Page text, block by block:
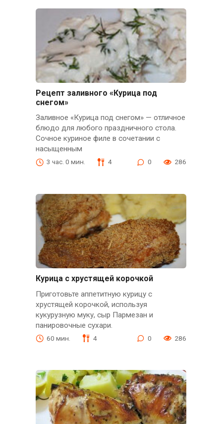
Рецепт заливного «Курица под
снегом»
Заливное «Курица под снегом» — отличное
блюдо для любого праздничного стола.
Сочное куриное филе в сочетании с
насыщенным
3 час. 0 мин. 4 0 286
Курица с хрустящей корочкой
Приготовьте аппетитную курицу с
хрустящей корочкой, используя
кукурузную муку, сыр Пармезан и
панировочные сухари.
60 мин. 4 0 286